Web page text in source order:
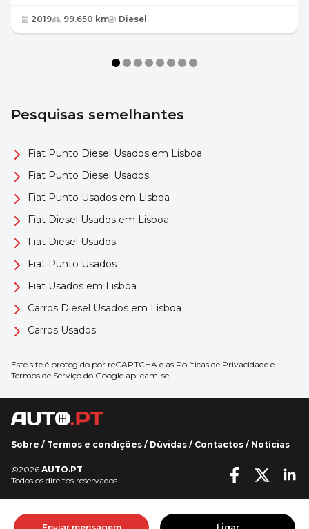
2019 99.650 km Diesel
Pesquisas semelhantes
Fiat Punto Diesel Usados em Lisboa
Fiat Punto Diesel Usados
Fiat Punto Usados em Lisboa
Fiat Diesel Usados em Lisboa
Fiat Diesel Usados
Fiat Punto Usados
Fiat Usados em Lisboa
Carros Diesel Usados em Lisboa
Carros Usados
Este site é protegido por reCAPTCHA e as Políticas de Privacidade e
Termos de Serviço do Google aplicam-se.
Sobre / Termos e condições / Dúvidas / Contactos / Notícias
©2026 AUTO.PT
Todos os direitos reservados